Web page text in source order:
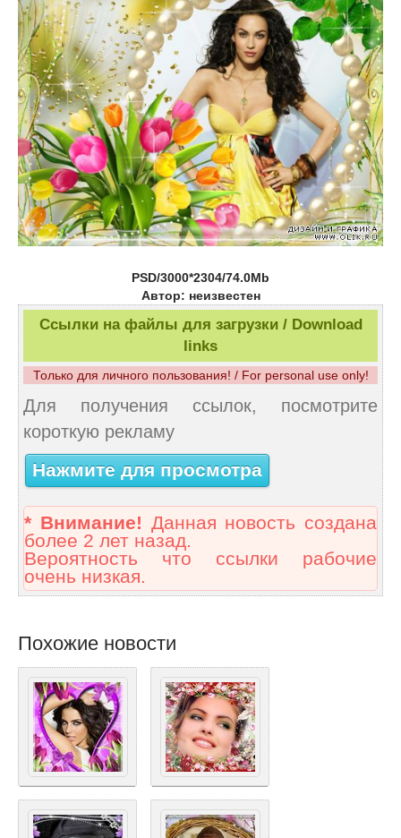
PSD/3000*2304/74.0Mb
Автор: неизвестен
Ссылки на файлы для загрузки / Download
links
Только для личного пользования! / For personal use only!
Для получения ссылок, посмотрите
короткую рекламу
Нажмите для просмотра
* Внимание! Данная новость создана
более 2 лет назад.
Вероятность что ссылки рабочие
очень низкая.
Похожие новости